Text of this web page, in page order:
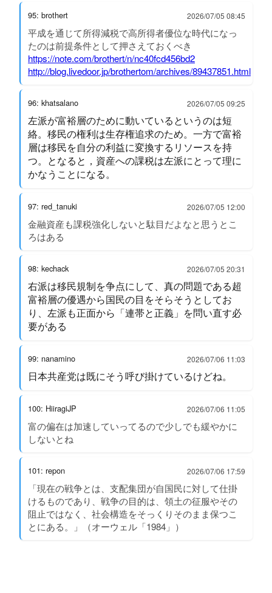
95: brothert 2026/07/05 08:45
平成を通じて所得減税で高所得者優位な時代になっ
たのは前提条件として押さえておくべき
https://note.com/brothert/n/nc40fcd456bd2
http://blog.livedoor.jp/brothertom/archives/89437851.html
96: khatsalano 2026/07/05 09:25
左派が富裕層のために動いているというのは短
絡。移民の権利は生存権追求のため。一方で富裕
層は移民を自分の利益に変換するリソースを持
つ。となると，資産への課税は左派にとって理に
かなうことになる。
97: red_tanuki 2026/07/05 12:00
金融資産も課税強化しないと駄目だよなと思うとこ
ろはある
98: kechack 2026/07/05 20:31
右派は移民規制を争点にして、真の問題である超
富裕層の優遇から国民の目をそらそうとしてお
り、左派も正面から「連帯と正義」を問い直す必
要がある
99: nanamino 2026/07/06 11:03
日本共産党は既にそう呼び掛けているけどね。
100: HiiragiJP 2026/07/06 11:05
富の偏在は加速していってるので少しでも緩やかに
しないとね
101: repon 2026/07/06 17:59
「現在の戦争とは、支配集団が自国民に対して仕掛
けるものであり、戦争の目的は、領土の征服やその
阻止ではなく、社会構造をそっくりそのまま保つこ
とにある。」（オーウェル「1984」）